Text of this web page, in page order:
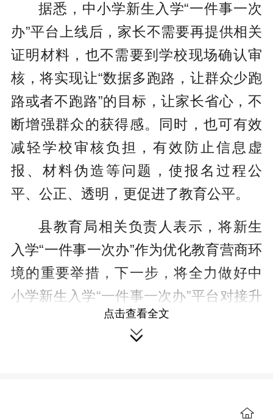
据悉，中小学新生入学“一件事一次
办”平台上线后，家长不需要再提供相关
证明材料，也不需要到学校现场确认审
核，将实现让“数据多跑路，让群众少跑
路或者不跑路”的目标，让家长省心，不
断增强群众的获得感。同时，也可有效
减轻学校审核负担，有效防止信息虚
报、材料伪造等问题，使报名过程公
平、公正、透明，更促进了教育公平。
县教育局相关负责人表示，将新生
入学“一件事一次办”作为优化教育营商环
境的重要举措，下一步，将全力做好中
小学新生入学“一件事一次办”平台对接升
级，不断扩大“一件事一次办”覆盖范围，
新生报名入学材料在该平台通过核验，
批效率，进一步提升服务效能，为学校
点击查看全文
